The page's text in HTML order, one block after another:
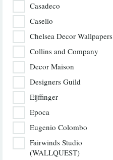
Casadeco
Caselio
Chelsea Decor Wallpapers
Collins and Company
Decor Maison
Designers Guild
Eijffinger
Epoca
Eugenio Colombo
Fairwinds Studio
(WALLQUEST)